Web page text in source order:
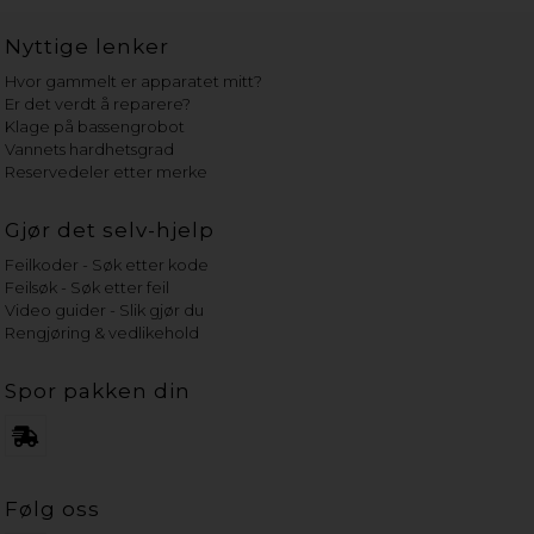
Nyttige lenker
Hvor gammelt er apparatet mitt?
Er det verdt å reparere?
Klage på bassengrobot
Vannets hardhetsgrad
Reservedeler etter merke
Gjør det selv-hjelp
Feilkoder - Søk etter kode
Feilsøk - Søk etter feil
Video guider - Slik gjør du
Rengjøring & vedlikehold
Spor pakken din
Følg oss